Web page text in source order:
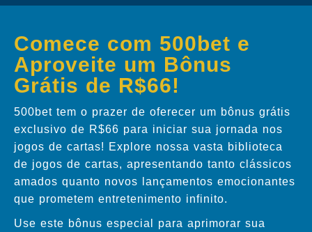
Comece com 500bet e
Aproveite um Bônus
Grátis de R$66!
500bet tem o prazer de oferecer um bônus grátis
exclusivo de R$66 para iniciar sua jornada nos
jogos de cartas! Explore nossa vasta biblioteca
de jogos de cartas, apresentando tanto clássicos
amados quanto novos lançamentos emocionantes
que prometem entretenimento infinito.
Use este bônus especial para aprimorar sua